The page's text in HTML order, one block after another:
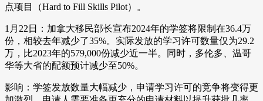
点项目（Hard to Fill Skills Pilot）。
1月22日：加拿大移民部长宣布2024年的学签将限制在36.4万
份，相较去年减少了35%。实际发放的学习许可数量仅为29.2
万，比2023年的579,000份减少近一半。同时，多伦多、温哥
华等大省的配额预计减少至50%。
影响：学签发放数量大幅减少，申请学习许可的竞争将变得更